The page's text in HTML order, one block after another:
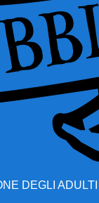
DEGLI ADULTI